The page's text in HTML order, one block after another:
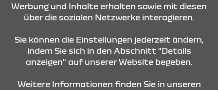
Werbung und Inhalte erhalten sowie mit diesen
über die sozialen Netzwerke interagieren.
Sie können die Einstellungen jederzeit ändern,
indem Sie sich in den Abschnitt "Details
anzeigen" auf unserer Website begeben.
Weitere Informationen finden Sie in unseren